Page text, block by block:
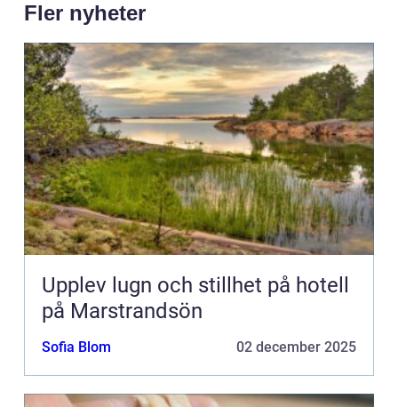
Fler nyheter
Upplev lugn och stillhet på hotell
på Marstrandsön
Sofia Blom 02 december 2025